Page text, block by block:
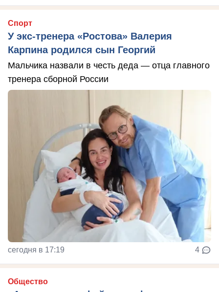
Спорт
У экс-тренера «Ростова» Валерия
Карпина родился сын Георгий
Мальчика назвали в честь деда — отца главного
тренера сборной России
сегодня в 17:19 4
Общество